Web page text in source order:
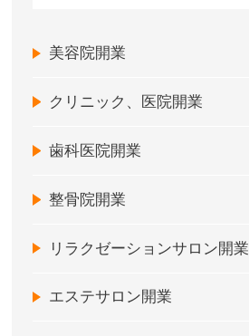
美容院開業
クリニック、医院開業
歯科医院開業
整骨院開業
リラクゼーションサロン開業
エステサロン開業